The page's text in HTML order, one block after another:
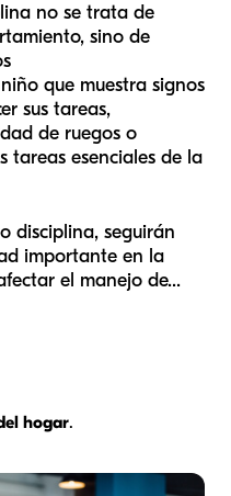
no se trata de
sino de
que muestra signos
sus tareas,
de ruegos o
tareas esenciales de la
disciplina, seguirán
importante en la
el manejo de...
hogar.